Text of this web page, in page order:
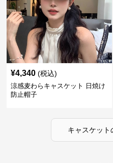
¥4,340 (税込)
涼感麦わらキャスケット 日焼け
防止帽子
キャスケット